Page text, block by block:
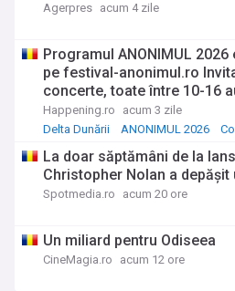
culturală națională 2023-2030,
monumente istorice românești
UNESCO. O dezbatere actuală
artistului și îmbunătățirea
cultural, cu proiectul noii legi a
independenți în curs de analiză
Viața culturală românească este
comunitare precum "Noaptea
Galeriilor" și "Străzi Deschise",
urbane în scene culturale
obținute la festivaluri prestigioase
continuă să inspire noua generație
română contemporană câștigă
Agerpres acum 4 zile
Programul ANONIMUL
pe festival-anonimul.ro
concerte, toate între 10-16
Gheorghe
Happening.ro
acum 3 zile
Delta Dunării
ANONIMUL 2026
La doar săptămâni de la
Christopher Nolan a
Spotmedia.ro acum 20 ore
Un miliard pentru Odiseea
CineMagia.ro acum 12 ore